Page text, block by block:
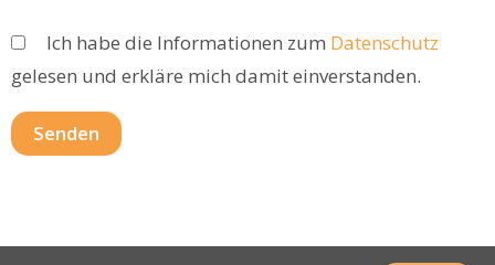
Ich habe die Informationen zum Datenschutz
gelesen und erkläre mich damit einverstanden.